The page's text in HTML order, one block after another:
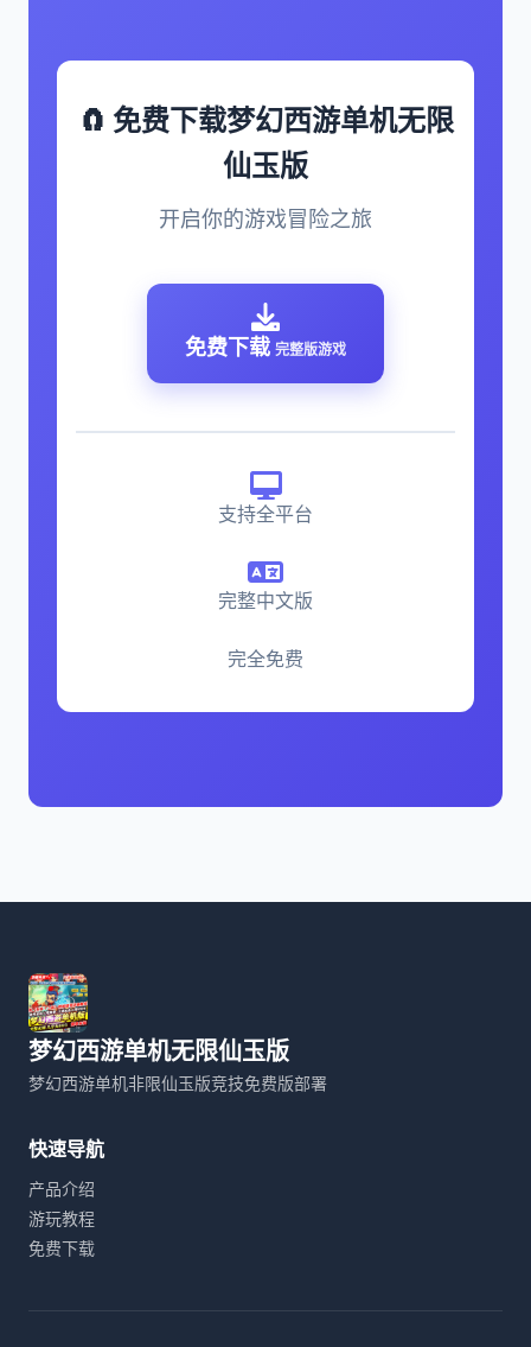
🧲 免费下载梦幻西游单机无限
仙玉版
开启你的游戏冒险之旅
免费下载 完整版游戏
支持全平台
完整中文版
完全免费
梦幻西游单机无限仙玉版
梦幻西游单机非限仙玉版竞技免费版部署
快速导航
产品介绍
游玩教程
免费下载